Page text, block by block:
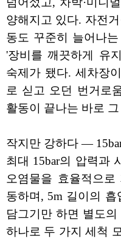
양해지고 있다. 자전
동도 꾸준히 늘어나
'장비를 깨끗하게 유
숙제가 됐다. 세차장
로 싣고 오던 번거로
활동이 끝나는 바로
작지만 강하다 —
최대 15bar의 압력과
오염물을 효율적으
동하며, 5m 길이의 흡
담그기만 하면 별도
하나로 두 가지 세척